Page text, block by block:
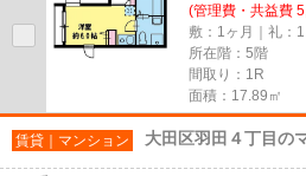
(管理費・共益費
敷：1ヶ月｜礼：1
所在階：5階
間取り：1R
面積：17.89㎡
賃貸｜マンション 大田区羽田４丁目の